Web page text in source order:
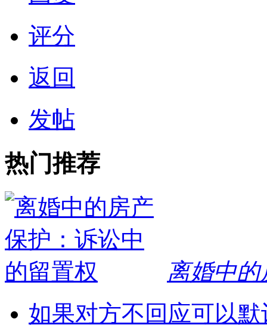
评分
返回
发帖
热门推荐
离婚中
如果对方不回应可以